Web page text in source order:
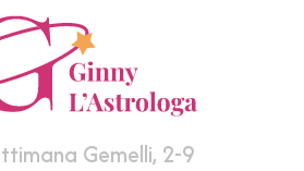
Gemelli, 2-9